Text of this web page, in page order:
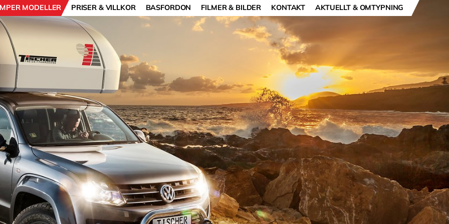
MODELLER PRISER & VILLKOR BASFORDON FILMER & BILDER KONTAKT AKTUELLT & OMTYPNING